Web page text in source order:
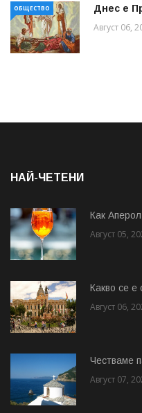
ОБЩЕСТВО Днес е
Август 06,
НАЙ-ЧЕТЕНИ
Как
Август 05,
Какво се е
Август 06,
Честваме
Август 07,